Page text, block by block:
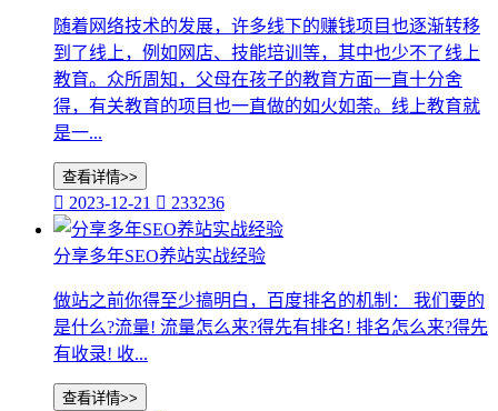
随着网络技术的发展，许多线下的赚钱项目也逐渐转移
到了线上，例如网店、技能培训等，其中也少不了线上
教育。众所周知，父母在孩子的教育方面一直十分舍
得，有关教育的项目也一直做的如火如荼。线上教育就
是一...
查看详情>>
 2023-12-21  233236
分享多年SEO养站实战经验
做站之前你得至少搞明白，百度排名的机制： 我们要的
是什么?流量! 流量怎么来?得先有排名! 排名怎么来?得先
有收录! 收...
查看详情>>